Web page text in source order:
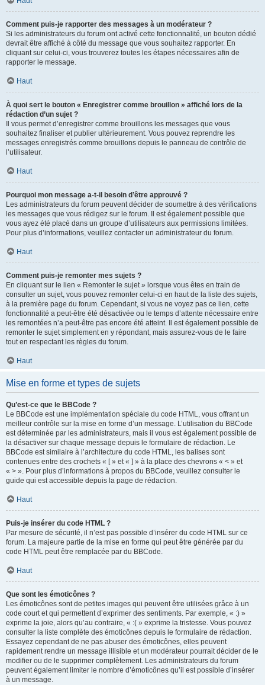
Comment puis-je rapporter des messages à un modérateur ?
Si les administrateurs du forum ont activé cette fonctionnalité, un bouton dédié
devrait être affiché à côté du message que vous souhaitez rapporter. En
cliquant sur celui-ci, vous trouverez toutes les étapes nécessaires afin de
rapporter le message.
Haut
À quoi sert le bouton « Enregistrer comme brouillon » affiché lors de la
rédaction d’un sujet ?
Il vous permet d’enregistrer comme brouillons les messages que vous
souhaitez finaliser et publier ultérieurement. Vous pouvez reprendre les
messages enregistrés comme brouillons depuis le panneau de contrôle de
l’utilisateur.
Haut
Pourquoi mon message a-t-il besoin d’être approuvé ?
Les administrateurs du forum peuvent décider de soumettre à des vérifications
les messages que vous rédigez sur le forum. Il est également possible que
vous ayez été placé dans un groupe d’utilisateurs aux permissions limitées.
Pour plus d’informations, veuillez contacter un administrateur du forum.
Haut
Comment puis-je remonter mes sujets ?
En cliquant sur le lien « Remonter le sujet » lorsque vous êtes en train de
consulter un sujet, vous pouvez remonter celui-ci en haut de la liste des sujets,
à la première page du forum. Cependant, si vous ne voyez pas ce lien, cette
fonctionnalité a peut-être été désactivée ou le temps d’attente nécessaire entre
les remontées n’a peut-être pas encore été atteint. Il est également possible de
remonter le sujet simplement en y répondant, mais assurez-vous de le faire
tout en respectant les règles du forum.
Haut
Mise en forme et types de sujets
Qu’est-ce que le BBCode ?
Le BBCode est une implémentation spéciale du code HTML, vous offrant un
meilleur contrôle sur la mise en forme d’un message. L’utilisation du BBCode
est déterminée par les administrateurs, mais il vous est également possible de
la désactiver sur chaque message depuis le formulaire de rédaction. Le
BBCode est similaire à l’architecture du code HTML, les balises sont
contenues entre des crochets « [ » et « ] » à la place des chevrons « < » et
« > ». Pour plus d’informations à propos du BBCode, veuillez consulter le
guide qui est accessible depuis la page de rédaction.
Haut
Puis-je insérer du code HTML ?
Par mesure de sécurité, il n’est pas possible d’insérer du code HTML sur ce
forum. La majeure partie de la mise en forme qui peut être générée par du
code HTML peut être remplacée par du BBCode.
Haut
Que sont les émoticônes ?
Les émoticônes sont de petites images qui peuvent être utilisées grâce à un
code court et qui permettent d’exprimer des sentiments. Par exemple, « :) »
exprime la joie, alors qu’au contraire, « :( » exprime la tristesse. Vous pouvez
consulter la liste complète des émoticônes depuis le formulaire de rédaction.
Essayez cependant de ne pas abuser des émoticônes, elles peuvent
rapidement rendre un message illisible et un modérateur pourrait décider de le
modifier ou de le supprimer complètement. Les administrateurs du forum
peuvent également limiter le nombre d’émoticônes qu’il est possible d’insérer
à un message.